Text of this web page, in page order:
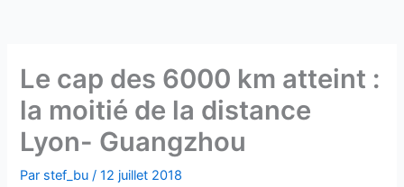
Le cap des 6000 km atteint :
la moitié de la distance
Lyon- Guangzhou
Par stef_bu/12 juillet 2018